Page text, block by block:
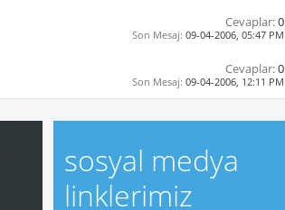
Cevaplar:0
Son Mesaj: 09-04-2006, 05:47 PM
Cevaplar:0
Son Mesaj: 09-04-2006, 12:11 PM
sosyal medya
linklerimiz